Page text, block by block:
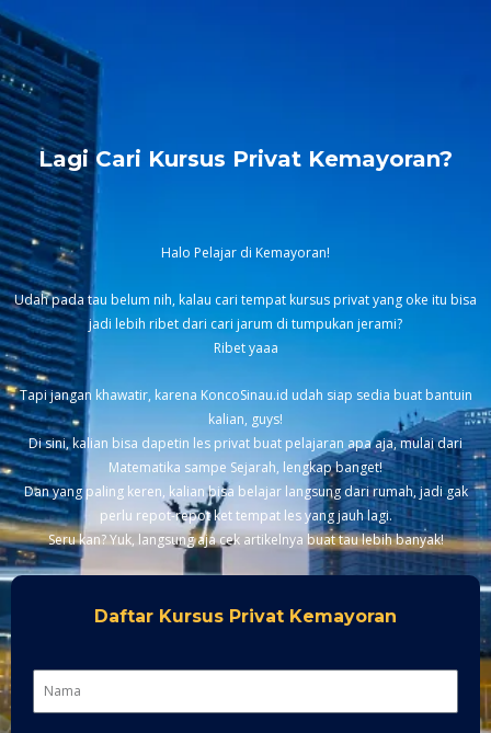
Lagi Cari Kursus Privat Kemayoran?
Halo Pelajar di Kemayoran!
Udah pada tau belum nih, kalau cari tempat kursus privat yang oke itu bisa
jadi lebih ribet dari cari jarum di tumpukan jerami?
Ribet yaaa
Tapi jangan khawatir, karena KoncoSinau.id udah siap sedia buat bantuin
kalian, guys!
Di sini, kalian bisa dapetin les privat buat pelajaran apa aja, mulai dari
Matematika sampe Sejarah, lengkap banget!
Dan yang paling keren, kalian bisa belajar langsung dari rumah, jadi gak
perlu repot-repot ket tempat les yang jauh lagi.
Seru kan? Yuk, langsung aja cek artikelnya buat tau lebih banyak!
Daftar Kursus Privat Kemayoran